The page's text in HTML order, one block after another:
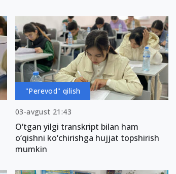
"Perevod" qilish
03-avgust 21:43
O‘tgan yilgi transkript bilan ham
o‘qishni ko‘chirishga hujjat topshirish
mumkin